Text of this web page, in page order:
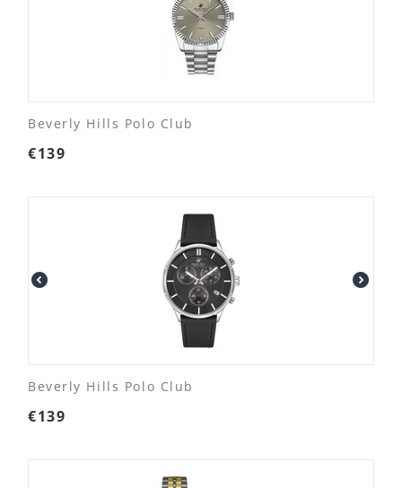
Beverly Hills Polo Club
€139
Beverly Hills Polo Club
€139